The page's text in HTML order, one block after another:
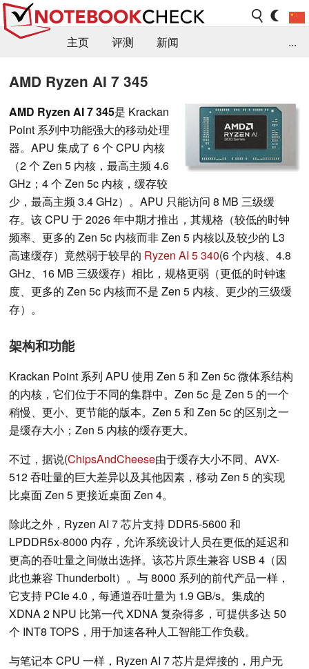
主页 评测
新闻
...
AMD Ryzen AI 7 345
AMD Ryzen AI 7 345是 Krackan
Point 系列中功能强大的移动处理
器。APU 集成了 6 个 CPU 内核
（2 个 Zen 5 内核，最高主频 4.6
GHz；4 个 Zen 5c 内核，缓存较
少，最高主频 3.4 GHz）。APU 只能访问 8 MB 三级缓
存。该 CPU 于 2026 年中期才推出，其规格（较低的时钟
频率、更多的 Zen 5c 内核而非 Zen 5 内核以及较少的 L3
高速缓存）竟然弱于较早的 Ryzen AI 5 340(6 个内核、4.8
GHz、16 MB 三级缓存）相比，规格更弱（更低的时钟速
度、更多的 Zen 5c 内核而不是 Zen 5 内核、更少的三级缓
存）。
架构和功能
Krackan Point 系列 APU 使用 Zen 5 和 Zen 5c 微体系结构
的内核，它们位于不同的集群中。Zen 5c 是 Zen 5 的一个
稍慢、更小、更节能的版本。Zen 5 和 Zen 5c 的区别之一
是缓存大小；Zen 5 内核的缓存更大。
不过，据说(ChipsAndCheese由于缓存大小不同、AVX-
512 吞吐量的巨大差异以及其他因素，移动 Zen 5 的实现
比桌面 Zen 5 更接近桌面 Zen 4。
除此之外，Ryzen AI 7 芯片支持 DDR5-5600 和
LPDDR5x-8000 内存，允许系统设计人员在更低的延迟和
更高的吞吐量之间做出选择。该芯片原生兼容 USB 4（因
此也兼容 Thunderbolt）。与 8000 系列的前代产品一样，
它支持 PCIe 4.0，每通道吞吐量为 1.9 GB/s。集成的
XDNA 2 NPU 比第一代 XDNA 复杂得多，可提供多达 50
个 INT8 TOPS，用于加速各种人工智能工作负载。
与笔记本 CPU 一样，Ryzen AI 7 芯片是焊接的，用户无